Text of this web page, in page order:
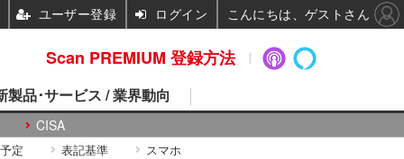
CISA
製品･サービス / 業界動向
定 表記基準 スマホ
Scan PREMIUM 登録方法
ユーザー登録 ログイン こんにちは、ゲストさん